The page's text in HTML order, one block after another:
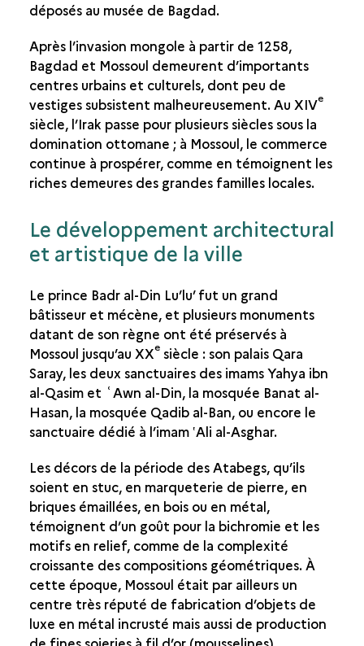
déposés au musée de Bagdad.
Après l’invasion mongole à partir de 1258,
Bagdad et Mossoul demeurent d’importants
centres urbains et culturels, dont peu de
vestiges subsistent malheureusement. Au XIVe
siècle, l’Irak passe pour plusieurs siècles sous la
domination ottomane ; à Mossoul, le commerce
continue à prospérer, comme en témoignent les
riches demeures des grandes familles locales.
Le développement architectural
et artistique de la ville
Le prince Badr al-Din Lu’lu’ fut un grand
bâtisseur et mécène, et plusieurs monuments
datant de son règne ont été préservés à
Mossoul jusqu’au XXesiècle : son palais Qara
Saray, les deux sanctuaires des imams Yahya ibn
al-Qasim et ʿAwn al-Din, la mosquée Banat al-
Hasan, la mosquée Qadib al-Ban, ou encore le
sanctuaire dédié à l’imam ‛Ali al-Asghar.
Les décors de la période des Atabegs, qu’ils
soient en stuc, en marqueterie de pierre, en
briques émaillées, en bois ou en métal,
témoignent d’un goût pour la bichromie et les
motifs en relief, comme de la complexité
croissante des compositions géométriques. À
cette époque, Mossoul était par ailleurs un
centre très réputé de fabrication d’objets de
luxe en métal incrusté mais aussi de production